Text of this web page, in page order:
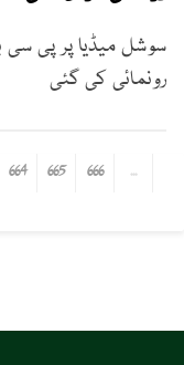
سوشل میڈیا پر پی
رونمائی کی گئی
664 665 666
...